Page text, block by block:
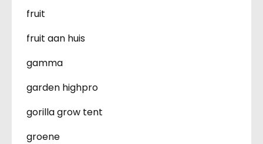
fruit
fruit aan huis
gamma
garden highpro
gorilla grow tent
groene